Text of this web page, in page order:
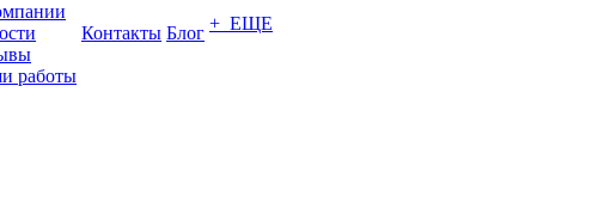
работы
Контакты Блог + ЕЩЕ